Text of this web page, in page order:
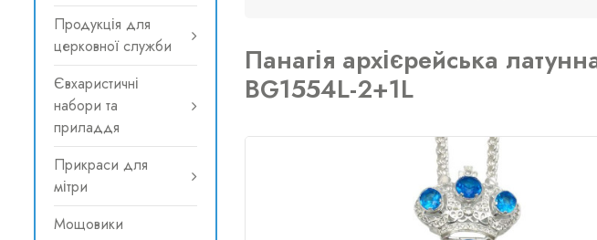
Продукція для
церковної служби
Євхаристичні
набори та
приладдя
Прикраси для
мітри
Мощовики
Панагія архієрейська
BG1554L-2+1L